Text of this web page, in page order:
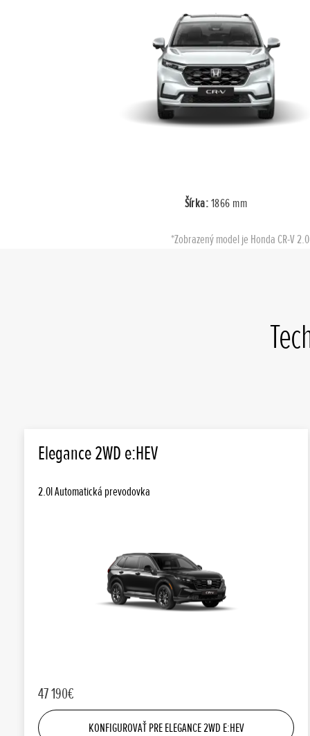
Šírka:1866 mm
*Zobrazený model je Honda CR-V
Elegance 2WD e:HEV
2.0l Automatická prevodovka
47 190€
KONFIGUROVAŤ PRE ELEGANCE 2WD E:HEV